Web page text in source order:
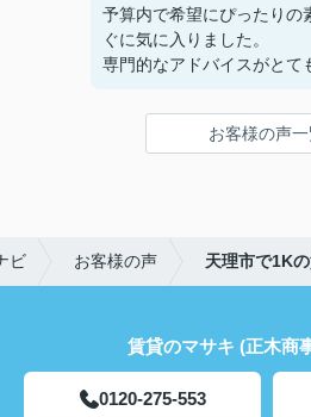
予算内で希望にぴったりの
ぐに気に入りました。
専門的なアドバイスがとて
鍵の受け取りのときに、ま
お客様の声
ビ お客様の声 天理市で1K
賃貸のマサキ (正木商
0120-275-553